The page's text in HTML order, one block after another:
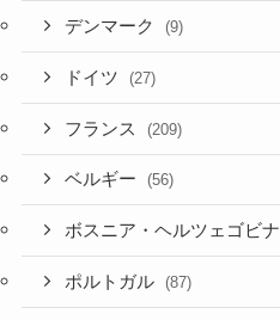
デンマーク (9)
ドイツ (27)
フランス (209)
ベルギー (56)
ボスニア・ヘルツェゴビナ
ポルトガル (87)